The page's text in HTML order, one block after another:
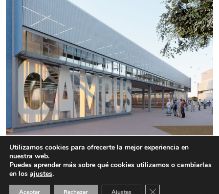
Edificio de usos Múltiples. Universidad de
Málaga
Utilizamos cookies para ofrecerte la mejor experiencia en
nuestra web.
Puedes aprender más sobre qué cookies utilizamos o cambiarlas
en los ajustes.
Aceptar Rechazar Ajustes Cerrar el banner de